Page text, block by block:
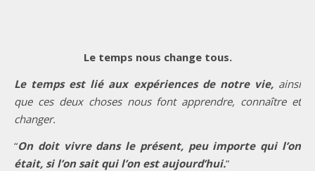
Le temps nous change tous.
Le temps est lié aux expériences de notre vie, ainsi
que ces deux choses nous font apprendre, connaître et
changer.
“On doit vivre dans le présent, peu importe qui l’on
était, si l’on sait qui l’on est aujourd’hui.”